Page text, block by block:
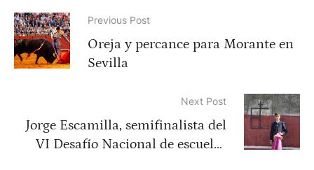
Previous Post
Oreja y percance para Morante en
Sevilla
Next Post
Jorge Escamilla, semifinalista del
VI Desafío Nacional de escuelas